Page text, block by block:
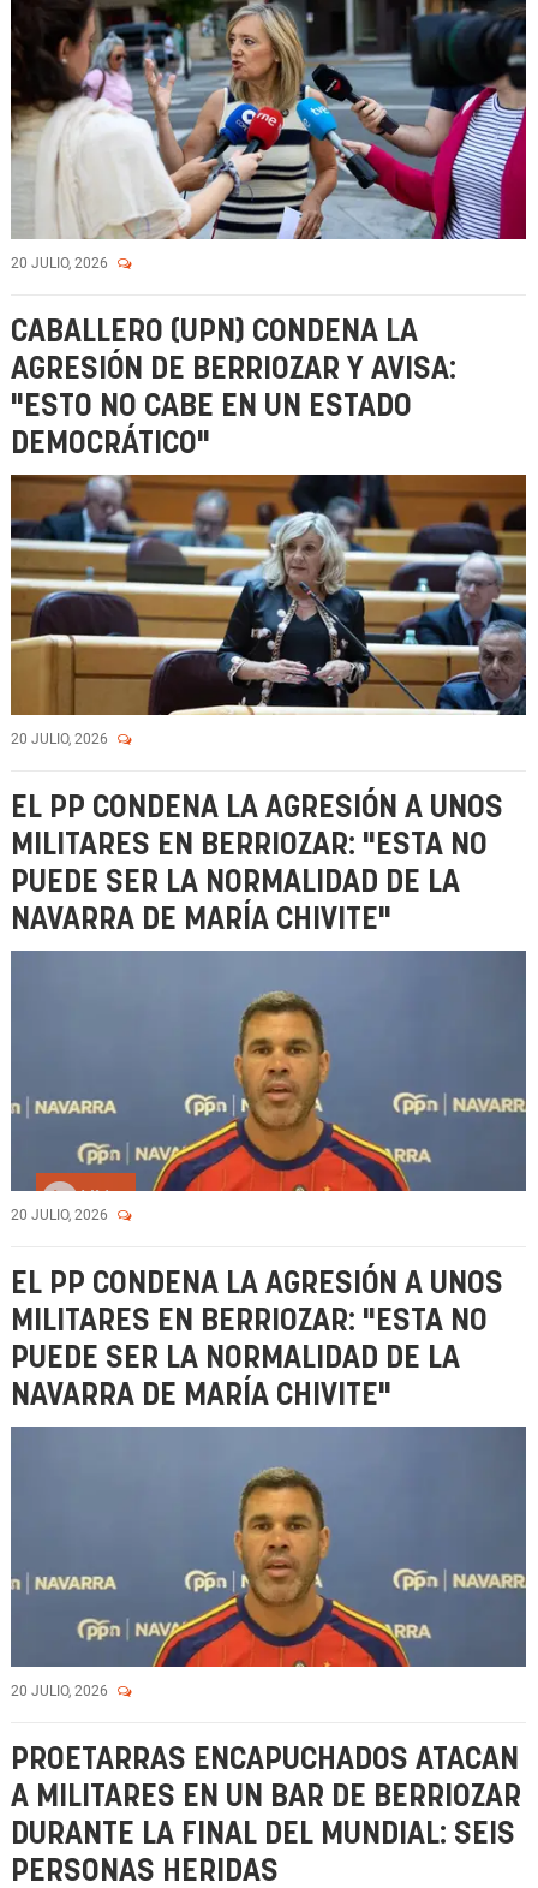
20 JULIO, 2026
CABALLERO (UPN) CONDENA LA
AGRESIÓN DE BERRIOZAR Y AVISA:
"ESTO NO CABE EN UN ESTADO
DEMOCRÁTICO"
20 JULIO, 2026
EL PP CONDENA LA AGRESIÓN A UNOS
MILITARES EN BERRIOZAR: "ESTA NO
PUEDE SER LA NORMALIDAD DE LA
NAVARRA DE MARÍA CHIVITE"
20 JULIO, 2026
EL PP CONDENA LA AGRESIÓN A UNOS
MILITARES EN BERRIOZAR: "ESTA NO
PUEDE SER LA NORMALIDAD DE LA
NAVARRA DE MARÍA CHIVITE"
20 JULIO, 2026
PROETARRAS ENCAPUCHADOS ATACAN
A MILITARES EN UN BAR DE BERRIOZAR
DURANTE LA FINAL DEL MUNDIAL: SEIS
PERSONAS HERIDAS